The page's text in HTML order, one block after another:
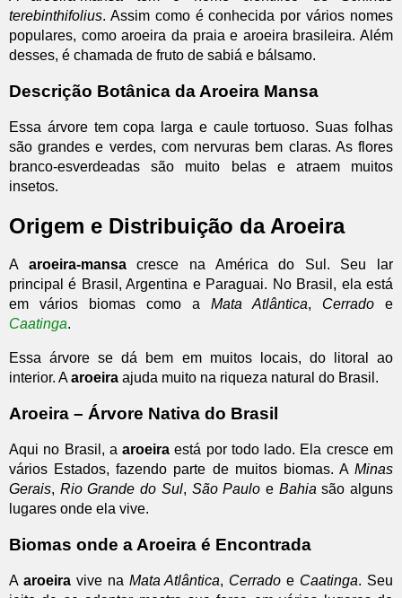
terebinthifolius. Assim como é conhecida por vários nomes
populares, como aroeira da praia e aroeira brasileira. Além
desses, é chamada de fruto de sabiá e bálsamo.
Descrição Botânica da Aroeira Mansa
Essa árvore tem copa larga e caule tortuoso. Suas folhas
são grandes e verdes, com nervuras bem claras. As flores
branco-esverdeadas são muito belas e atraem muitos
insetos.
Origem e Distribuição da Aroeira
A aroeira-mansacresce na América do Sul. Seu lar
principal é Brasil, Argentina e Paraguai. No Brasil, ela está
em vários biomas como a Mata Atlântica, Cerrado e
Caatinga.
Essa árvore se dá bem em muitos locais, do litoral ao
interior. Aaroeira ajuda muito na riqueza natural do Brasil.
Aroeira – Árvore Nativa do Brasil
Aqui no Brasil, aaroeira está por todo lado. Ela cresce em
vários Estados, fazendo parte de muitos biomas. A Minas
Gerais, Rio Grande do Sul, São Paulo e Bahia são alguns
lugares onde ela vive.
Biomas onde a Aroeira é Encontrada
A aroeiravive na Mata Atlântica, Cerrado e Caatinga. Seu